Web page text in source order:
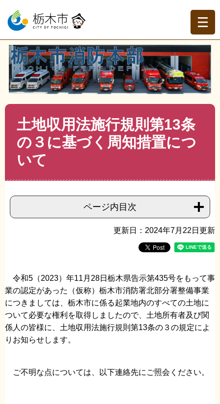
ー
の
す。
ニ
ー
本
現在地
トップページ >栃木市消防本部 > 消防本部>消防庁舎整
備事業>>土地収用法施行規則第13条の３に基づく周知措
置について
土地収用法施行規則第13条
の３に基づく周知措置につ
いて
ページ内目次
更新日：2024年7月22日更新
令和5（2023）年11月28日栃木県告示第435号をもって事
業の認定があった（仮称）栃木市消防署北部分署整備事業
につきましては、栃木市に係る起業地内のすべての土地に
ついて必要な権利を取得しましたので、土地所有者及び関
係人の皆様に、土地収用法施行規則第13条の３の規定によ
りお知らせします。
ご不明な点については、以下連絡先にご照会ください。